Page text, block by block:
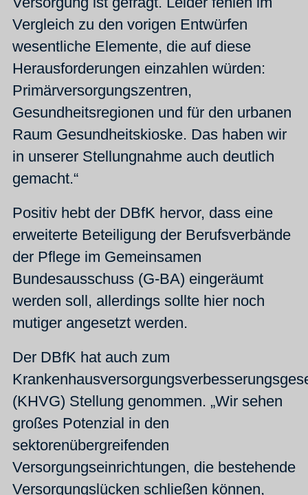
Vergleich zu den vorigen Entwürfen
wesentliche Elemente, die auf diese
Herausforderungen einzahlen würden:
Primärversorgungszentren,
Gesundheitsregionen und für den urbanen
Raum Gesundheitskioske. Das haben wir
in unserer Stellungnahme auch deutlich
gemacht.“
Positiv hebt der DBfK hervor, dass eine
erweiterte Beteiligung der Berufsverbände
der Pflege im Gemeinsamen
Bundesausschuss (G-BA) eingeräumt
werden soll, allerdings sollte hier noch
mutiger angesetzt werden.
Der DBfK hat auch zum
(KHVG) Stellung genommen. „Wir sehen
großes Potenzial in den
sektorenübergreifenden
Versorgungseinrichtungen, die bestehende
Versorgungslücken schließen können,